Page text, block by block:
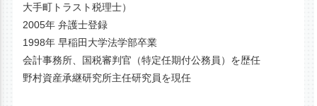
大手町トラスト税理士）
2005年 弁護士登録
1998年 早稲田大学法学部卒業
会計事務所、国税審判官（特定任期付公務員）を歴任
野村資産承継研究所主任研究員を現任